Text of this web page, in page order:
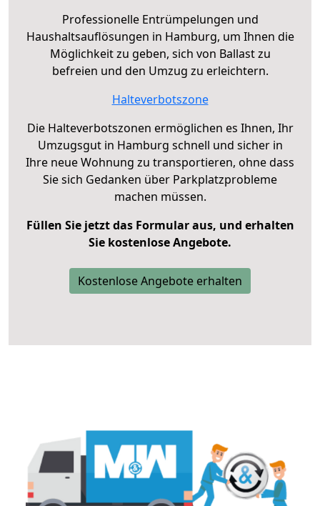
Professionelle Entrümpelungen und
Haushaltsauflösungen in Hamburg, um Ihnen die
Möglichkeit zu geben, sich von Ballast zu
befreien und den Umzug zu erleichtern.
Halteverbotszone
Die Halteverbotszonen ermöglichen es Ihnen, Ihr
Umzugsgut in Hamburg schnell und sicher in
Ihre neue Wohnung zu transportieren, ohne dass
Sie sich Gedanken über Parkplatzprobleme
machen müssen.
Füllen Sie jetzt das Formular aus, und erhalten
Sie kostenlose Angebote.
Kostenlose Angebote erhalten